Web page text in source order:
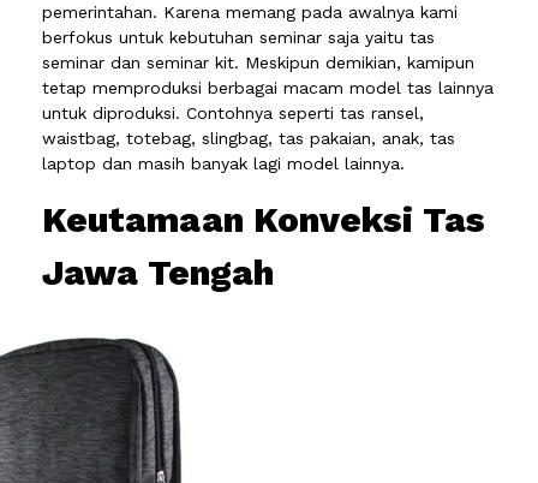
pemerintahan. Karena memang pada awalnya kami
berfokus untuk kebutuhan seminar saja yaitu tas
seminar dan seminar kit. Meskipun demikian, kamipun
tetap memproduksi berbagai macam model tas lainnya
untuk diproduksi. Contohnya seperti tas ransel,
waistbag, totebag, slingbag, tas pakaian, anak, tas
laptop dan masih banyak lagi model lainnya.
Keutamaan Konveksi Tas
Jawa Tengah